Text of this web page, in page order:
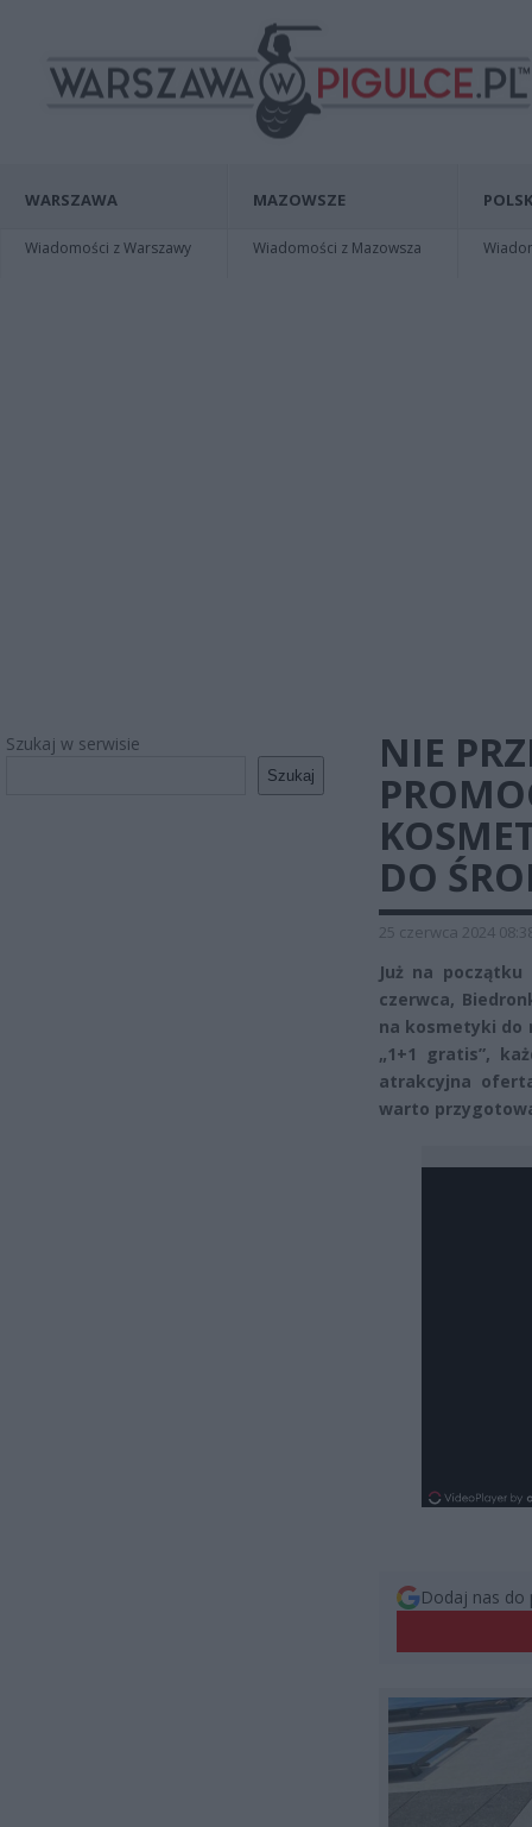
WARSZAWA
Wiadomości z Warszawy
MAZOWSZE
Wiadomości z Mazowsza
Szukaj w serwisie
Szukaj
NIE
DO
25 czerwca 2024
Już na
czerwca,
na kosmetyki do
„1+1 gratis”,
atrakcyjna
warto
Dodaj nas do